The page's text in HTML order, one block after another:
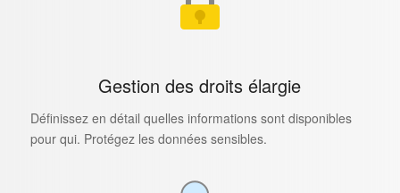
Gestion des droits élargie
Définissez en détail quelles informations sont disponibles
pour qui. Protégez les données sensibles.